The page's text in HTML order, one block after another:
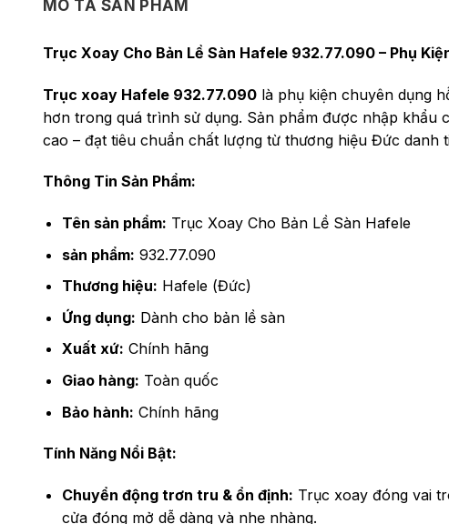
MÔ TẢ SẢN PHẨM
Trục Xoay Cho Bản Lề Sàn Hafele 932.77.090 – Phụ
Trục xoay Hafele 932.77.090 là phụ kiện chuyên dụng
hơn trong quá trình sử dụng. Sản phẩm được nhập
cao – đạt tiêu chuẩn chất lượng từ thương hiệu Đức danh
Thông Tin Sản Phẩm:
Tên sản phẩm: Trục Xoay Cho Bản Lề Sàn Hafele
sản phẩm: 932.77.090
Thương hiệu: Hafele (Đức)
Ứng dụng: Dành cho bản lề sàn
Xuất xứ: Chính hãng
Giao hàng: Toàn quốc
Bảo hành: Chính hãng
Tính Năng Nổi Bật:
Chuyển động trơn tru & ổn định: Trục xoay đóng vai
cửa đóng mở dễ dàng và nhẹ nhàng.